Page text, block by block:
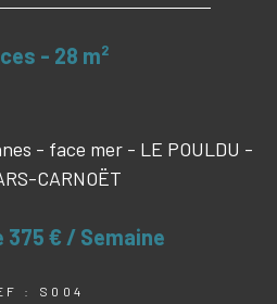
- 28 m²
- face mer - LE POULDU -
CARNOËT
375 € / Semaine
: S004